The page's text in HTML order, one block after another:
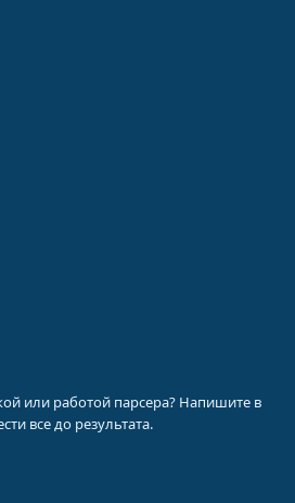
или работой парсера? Напишите в
все до результата.